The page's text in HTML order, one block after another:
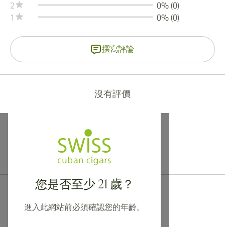
2
0% (0)
1
0% (0)
撰寫評論
沒有評價
您是否至少 21 歲？
進入此網站前必須確認您的年齡。
提供寄往加拿大、英國及澳洲的國際運送服務！